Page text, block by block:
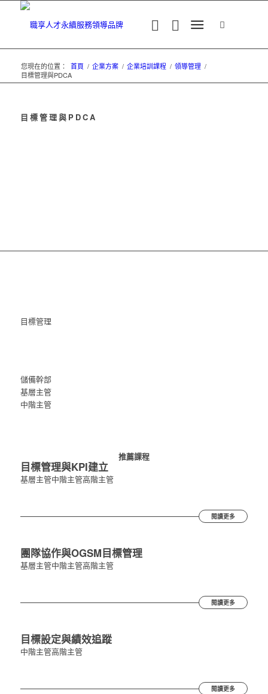
您現在的位置： 首頁 / 企業方案 / 企業培訓課程 / 領導管理 /
目標管理與PDCA
目標管理與PDCA
目標管理
儲備幹部
基層主管
中階主管
推薦課程
目標管理與KPI建立
基層主管中階主管高階主管
閱讀更多
團隊協作與OGSM目標管理
基層主管中階主管高階主管
閱讀更多
目標設定與績效追蹤
中階主管高階主管
閱讀更多